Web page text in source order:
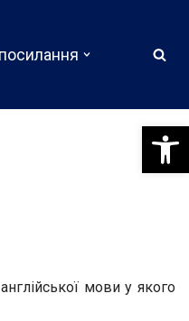
мови у якого